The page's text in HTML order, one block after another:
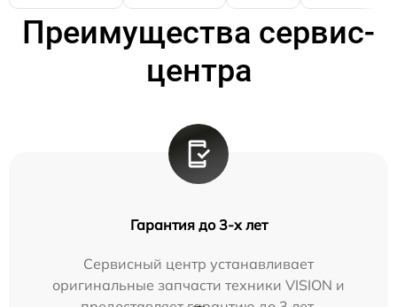
Преимущества сервис-
центра
Гарантия до 3-х лет
Сервисный центр устанавливает
оригинальные запчасти техники VISION и